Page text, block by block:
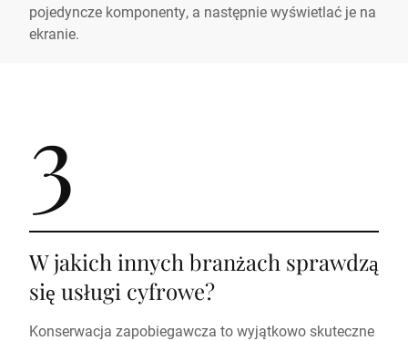
pojedyncze komponenty, a następnie wyświetlać je na
ekranie.
3
W jakich innych branżach sprawdzą
się usługi cyfrowe?
Konserwacja zapobiegawcza to wyjątkowo skuteczne